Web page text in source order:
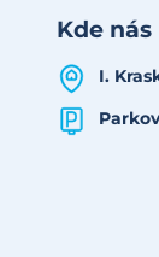
Kde
I.